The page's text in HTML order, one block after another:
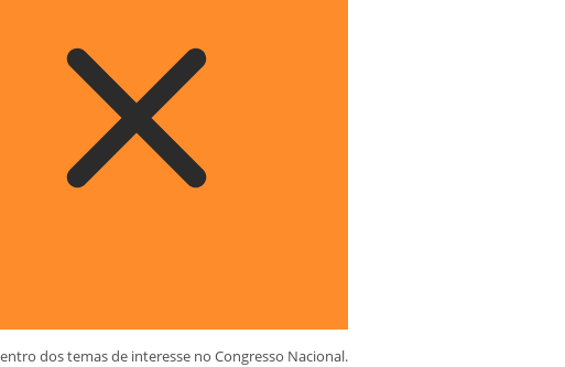
dos temas de interesse no Congresso Nacional.